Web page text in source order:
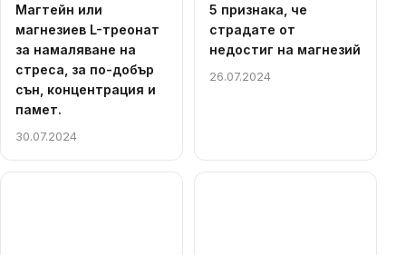
Магтейн или
магнезиев L-треонат
за намаляване на
стреса, за по-добър
сън, концентрация и
памет.
30.07.2024
5 признака, че
страдате от
недостиг на магнезий
26.07.2024